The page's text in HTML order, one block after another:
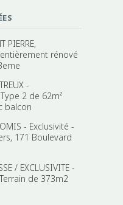
PIERRE,
rénové
-
2 de 62m²
balcon
- Exclusivité -
171 Boulevard
/ EXCLUSIVITE -
de 373m2